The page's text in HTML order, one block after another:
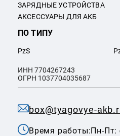
box@tyagovye-
Время работы:Пн-Пт:
ПО ТИПУ
PzS
ЗАРЯДНЫЕ УСТРОЙСТВА
АКСЕССУАРЫ ДЛЯ АКБ
ИНН 7704267243
ОГРН 1037704035687